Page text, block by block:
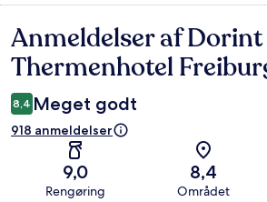
Anmeldelser
Anmeldelser af Dorint
Thermenhotel
8,4 Meget godt
918 anmeldelser
9,0
Rengøring
8,4
Området